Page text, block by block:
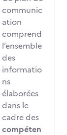
communic
ation
comprend
l’ensemble
des
informatio
ns
élaborées
dans le
cadre des
compéten